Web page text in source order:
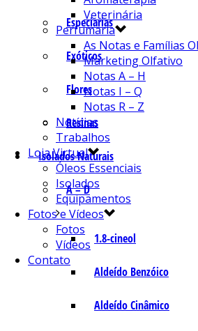
Especiarias
Exóticos
Flores
Resinas
Isolados Naturais
A – D
1.8-cineol
Aldeído Benzóico
Aldeído Cinâmico
Veterinária
Perfumaria
As Notas e Famílias
Marketing Olfativo
Notas A – H
Notas I – Q
Notas R – Z
Notícias
Trabalhos
Loja Virtual
Óleos Essenciais
Isolados
Equipamentos
Fotos e Vídeos
Fotos
Vídeos
Contato